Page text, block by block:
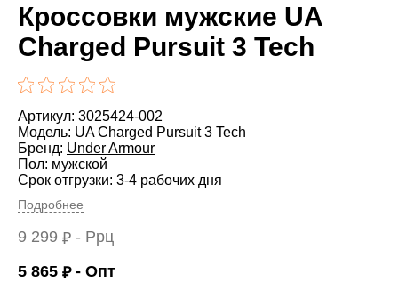
Кроссовки мужские UA
Charged Pursuit 3 Tech
Артикул: 3025424-002
Модель: UA Charged Pursuit 3 Tech
Бренд: Under Armour
Пол: мужской
Срок отгрузки: 3-4 рабочих дня
Подробнее
9 299 ₽ - Ррц
5 865 ₽- Опт